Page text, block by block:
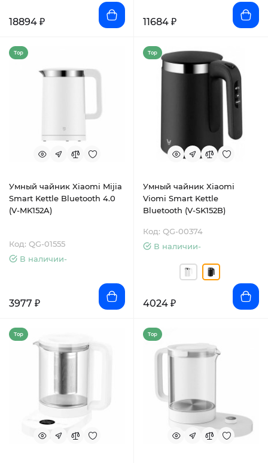
18894 ₽ 11684 ₽
Top
Умный чайник Xiaomi Mijia
Smart Kettle Bluetooth 4.0
(V-MK152A)
Код: QG-01555
В наличии-
3977 ₽
Top
Умный чайник Xiaomi
Viomi Smart Kettle
Bluetooth (V-SK152B)
Код: QG-00374
В наличии-
4024 ₽
Top Top